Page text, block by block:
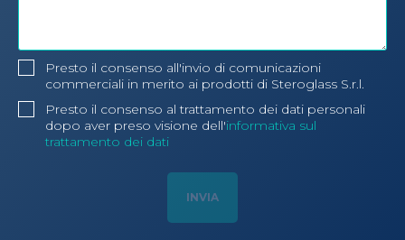
Presto il consenso all'invio di comunicazioni
commerciali in merito ai prodotti di Steroglass S.r.l.
Presto il consenso al trattamento dei dati personali
dopo aver preso visione dell'informativa sul
trattamento dei dati